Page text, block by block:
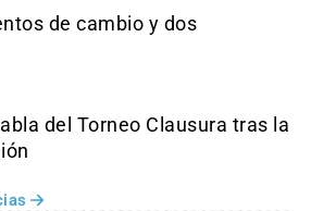
de cambio y dos
del Torneo Clausura tras la